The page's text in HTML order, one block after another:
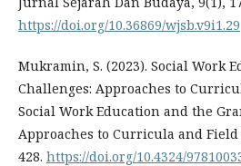
https://doi.org/10.36869/wjsb.v9i1.29
Mukramin, S. (2023). Social Work
Challenges: Approaches to
Social Work Education and the
Approaches to Curricula and Field
428. https://doi.org/10.4324/